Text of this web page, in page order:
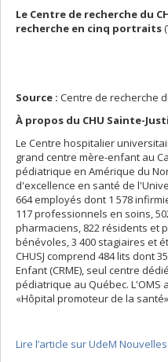
Le Centre de recherche du
recherche en cinq portraits
Source : Centre de recherche
À propos du CHU Sainte-
Le Centre hospitalier
grand centre mère-enfant au
pédiatrique en Amérique du
d'excellence en santé de
664 employés dont 1 578
117 professionnels en soins,
pharmaciens, 822 résidents et
bénévoles, 3 400 stagiaires et
CHUSJ comprend 484 lits dont
Enfant (CRME), seul centre
pédiatrique au Québec. L'OMS
«Hôpital promoteur de la
Lire l’article sur UdeM Nouvelles